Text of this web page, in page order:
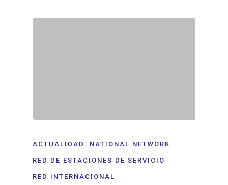
ACTUALIDAD NATIONAL NETWORK
RED DE ESTACIONES DE SERVICIO
RED INTERNACIONAL